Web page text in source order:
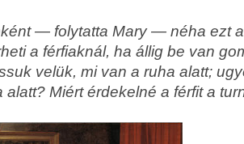
— folytatta Mary — néha ezt
a férfiaknál, ha állig be van
velük, mi van a ruha alatt;
Miért érdekelné a férfit a